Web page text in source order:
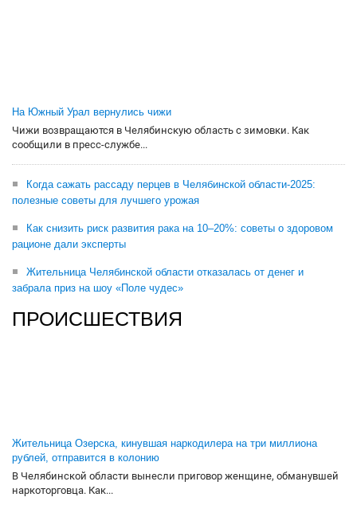
На Южный Урал вернулись чижи
Чижи возвращаются в Челябинскую область с зимовки. Как
сообщили в пресс-службе...
Когда сажать рассаду перцев в Челябинской области-2025:
полезные советы для лучшего урожая
Как снизить риск развития рака на 10–20%: советы о здоровом
рационе дали эксперты
Жительница Челябинской области отказалась от денег и
забрала приз на шоу «Поле чудес»
ПРОИСШЕСТВИЯ
Жительница Озерска, кинувшая наркодилера на три миллиона
рублей, отправится в колонию
В Челябинской области вынесли приговор женщине, обманувшей
наркоторговца. Как...